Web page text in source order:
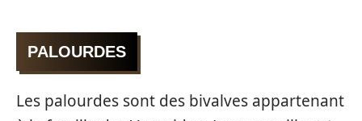
PALOURDES
Les palourdes sont des bivalves appartenant